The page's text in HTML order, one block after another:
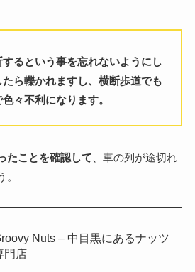
するという事を忘れないようにし
ら轢かれますし、横断歩道でも
々不利になります。
たことを確認して、車の列が途切れ
Nuts – 中目黒にあるナッツ
門店